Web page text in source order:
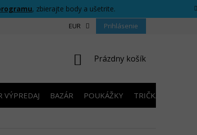
, zbierajte body a ušetrite.
FORMULÁR PRE ODSTÚPENIE OD ZMLUVY
EUR Prihlásenie
NÁKUPNÝ
Prázdny košík
BAZÁR POUKÁŽKY TRIČKÁ S